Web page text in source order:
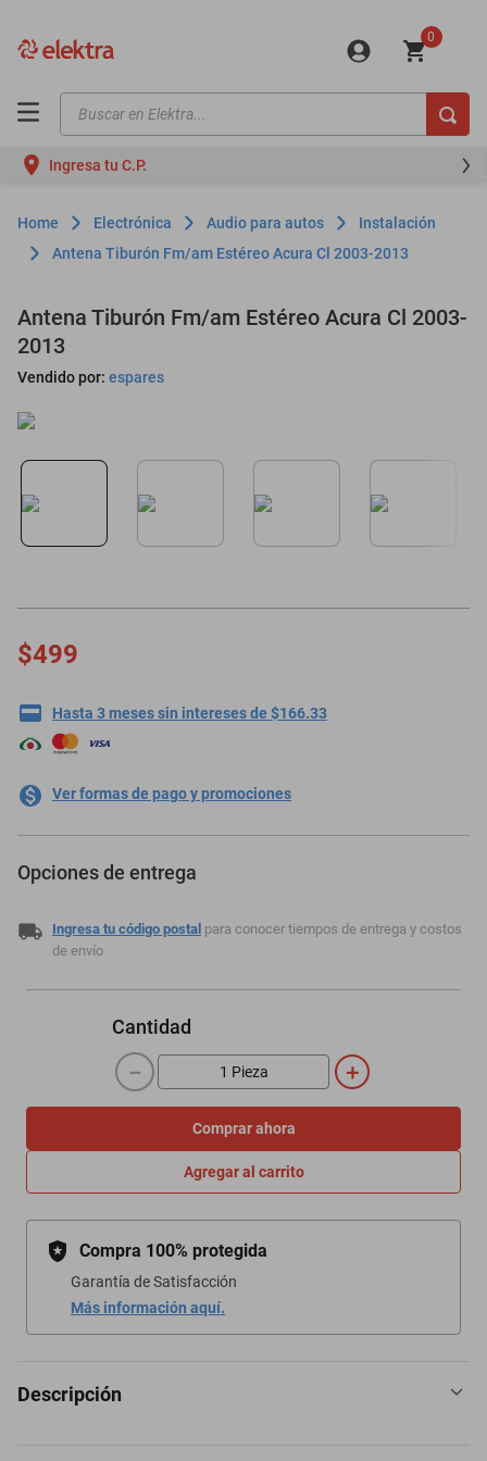
0
Buscar en Elektra...
Ingresa tu C.P.
Electrónica Audio para autos
Instalación
Antena Tiburón Fm/am Estéreo Acura Cl 2003-2013
Antena Tiburón Fm/am Estéreo Acura Cl 2003-
2013
Vendido por: espares
$499
Hasta 3 meses sin intereses de $166.33
Ver formas de pago y promociones
Opciones de entrega
Ingresa tu código postal para conocer tiempos de entrega y costos
de envío
Cantidad
＋
－
Comprar ahora
Agregar al carrito
Compra 100% protegida
Garantía de Satisfacción
Más información aquí.
Descripción
motos
moto
celulares
refrigeradores